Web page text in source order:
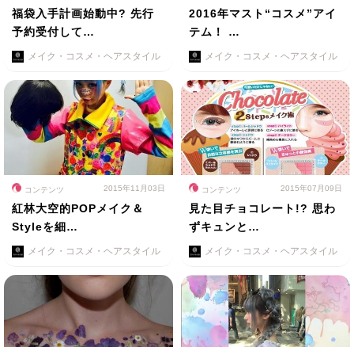
福袋入手計画始動中? 先行
予約受付して…
メイク・コスメ・ヘアスタイル
2016年マスト“コスメ”アイ
テム！ …
メイク・コスメ・ヘアスタイル
コンテンツ 2015年11月03日
紅林大空的POPメイク＆
Styleを細…
メイク・コスメ・ヘアスタイル
コンテンツ 2015年07月09日
見た目チョコレート!? 思わ
ずキュンと…
メイク・コスメ・ヘアスタイル